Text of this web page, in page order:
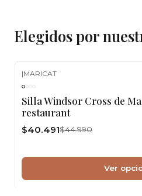
Elegidos por
|MARICAT
Silla Windsor Cross de
restaurant
$40.491$44.990
Ver